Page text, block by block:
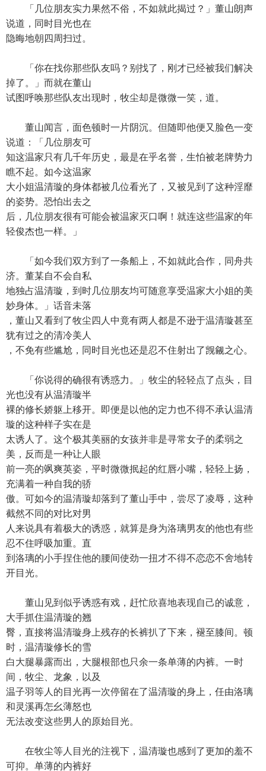
「几位朋友实力果然不俗，不如就此揭过？」董山朗声
说道，同时目光也在
隐晦地朝四周扫过。
「你在找你那些队友吗？别找了，刚才已经被我们解决
掉了。」而就在董山
试图呼唤那些队友出现时，牧尘却是微微一笑，道。
董山闻言，面色顿时一片阴沉。但随即他便又脸色一变
说道：「几位朋友可
知这温家只有几千年历史，最是在乎名誉，生怕被老牌势力
瞧不起。如今这温家
大小姐温清璇的身体都被几位看光了，又被见到了这种淫靡
的姿势。恐怕出去之
后，几位朋友很有可能会被温家灭口啊！就连这些温家的年
轻俊杰也一样。」
「如今我们双方到了一条船上，不如就此合作，同舟共
济。董某自不会自私
地独占温清璇，到时几位朋友均可随意享受温家大小姐的美
妙身体。」话音未落
，董山又看到了牧尘四人中竟有两人都是不逊于温清璇甚至
犹有过之的清冷美人
，不免有些尴尬，同时目光也还是忍不住射出了觊觎之心。
「你说得的确很有诱惑力。」牧尘的轻轻点了点头，目
光也没有从温清璇半
裸的修长娇躯上移开。即便是以他的定力也不得不承认温清
璇的这种样子实在是
太诱人了。这个极其美丽的女孩并非是寻常女子的柔弱之
美，反而是一种让人眼
前一亮的飒爽英姿，平时微微抿起的红唇小嘴，轻轻上扬，
充满着一种自我的骄
傲。可如今的温清璇却落到了董山手中，尝尽了凌辱，这种
截然不同的对比对男
人来说具有着极大的诱惑，就算是身为洛璃男友的他也有些
忍不住呼吸加重。直
到洛璃的小手捏住他的腰间使劲一扭才不得不恋恋不舍地转
开目光。
董山见到似乎诱惑有戏，赶忙欣喜地表现自己的诚意，
大手抓住温清璇的翘
臀，直接将温清璇身上残存的长裤扒了下来，褪至膝间。顿
时，温清璇修长的雪
白大腿暴露而出，大腿根部也只余一条单薄的内裤。一时
间，牧尘、龙象，以及
温子羽等人的目光再一次停留在了温清璇的身上，任由洛璃
和灵溪再怎幺薄怒也
无法改变这些男人的原始目光。
在牧尘等人目光的注视下，温清璇也感到了更加的羞不
可抑。单薄的内裤好